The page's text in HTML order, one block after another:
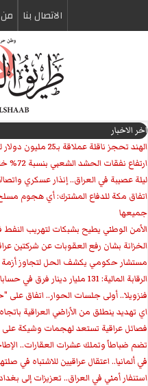
الاتصال بنا
اخر الاخبار
الهند تحجز ناقلة عملاقة بـ25 مليون دولار لشراء النفط العراقي
ارتفاع نفقات الحشد الشعبي بنسبة 72% خلال ست سنوات
ليلة عصيبة في العراق.. إنذار عسكري
‏اتفاق مكة للدفاع المشترك: أي هجوم
جميعها
الأمن الوطني يطيح بشبكات لتهريب النفط
الخزانة بشان رفع العقوبات عن شركتين
مستشار حكومي يكشف الحل لتجاوز أزمة
الرقابة المالية: 131 مليار دينار فرق في حسابات الكهرباء مع الجانب الإيراني
فنزويلا.. أولى جلسات الحوار.. اتفاق
اي تهديد ينطلق من الأراضي العراقية
فصائل عراقية تستعد لهجمات وشيكة على
تضم ضباطاً وتملك عشرات العقارات..
في ألمانيا.. اعتقال عراقيين للاشتباه في
استنفار أمني في العراق.. تعزيزات إلى